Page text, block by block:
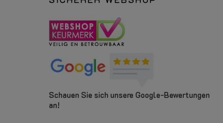
Schauen Sie sich unsere Google-Bewertungen
an!